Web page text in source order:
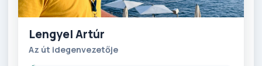
Lengyel Artúr
Az út idegenvezetője